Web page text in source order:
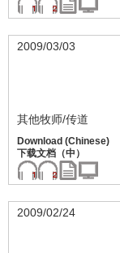
2009/03/03
其他牧师/传道
2009/02/24